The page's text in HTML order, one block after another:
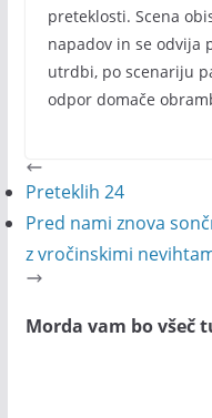
preteklosti. Scena
napadov in se odvija
utrdbi, po scenariju
odpor domače
Preteklih 24
Pred nami znova
z vročinskimi
Morda vam bo všeč